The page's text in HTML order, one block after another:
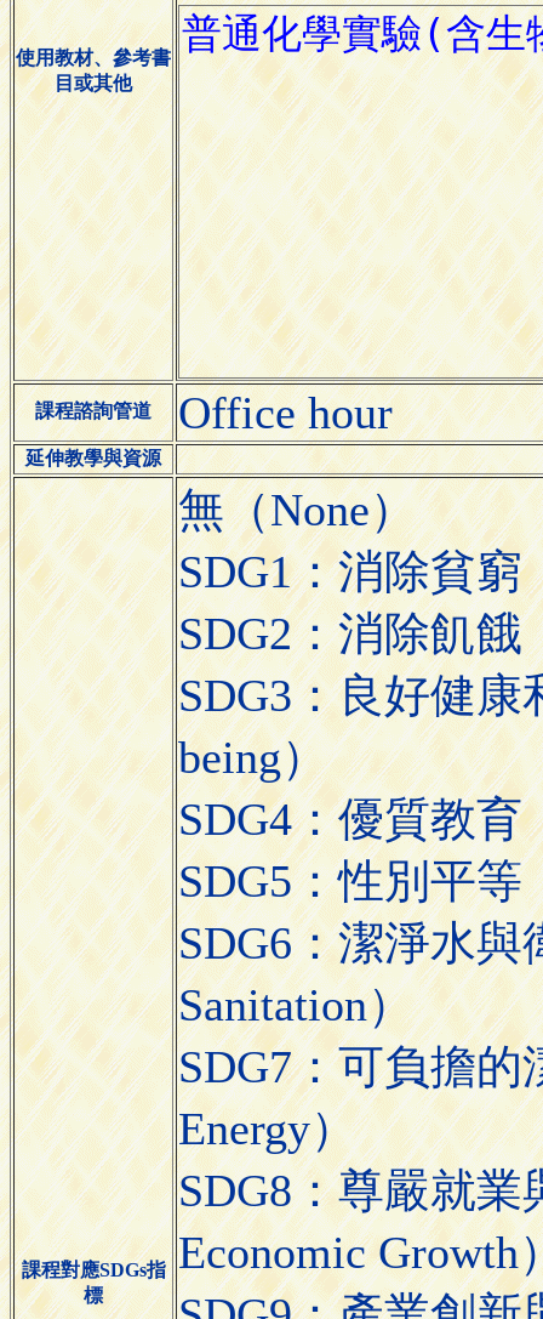
使用教材、參考書
目或其他
課程諮詢管道 Office hour
延伸教學與資源
課程對應SDGs指
標
無（None）
SDG1：消除貧窮
SDG2：消除飢餓
SDG3：良好健康
being）
SDG4：優質教育
SDG5：性別平等
SDG6：潔淨水與
Sanitation）
SDG7：可負擔的
Energy）
SDG8：尊嚴就業
Economic Growth